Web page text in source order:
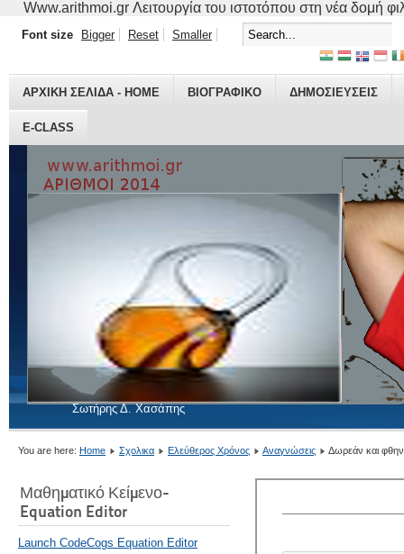
Www.arithmoi.gr Λειτουργία του ιστοτόπου στη νέα δομή
Σωτήρης Δ. Χασάπης
ΑΡΧΙΚΗ ΣΕΛΙΔΑ - HOME ΒΙΟΓΡΑΦΙΚO ΔΗΜΟΣΙΕΥΣΕΙΣ
E-CLASS
Font size Bigger Reset Smaller
You are here: Home Σχολικα Ελεύθερος Χρόνος Αναγνώσεις Δωρεάν και
Μαθηματικό Κείμενο-
Equation Editor
Launch CodeCogs Equation Editor